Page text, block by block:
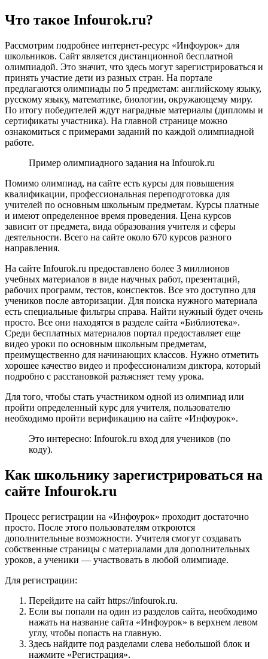
Что такое Infourok.ru?
Рассмотрим подробнее интернет-ресурс «Инфоурок» для
школьников. Сайт является дистанционной бесплатной
олимпиадой. Это значит, что здесь могут зарегистрироваться и
принять участие дети из разных стран. На портале
предлагаются олимпиады по 5 предметам: английскому языку,
русскому языку, математике, биологии, окружающему миру.
По итогу победителей ждут наградные материалы (дипломы и
сертификаты участника). На главной странице можно
ознакомиться с примерами заданий по каждой олимпиадной
работе.
Пример олимпиадного задания на Infourok.ru
Помимо олимпиад, на сайте есть курсы для повышения
квалификации, профессиональная переподготовка для
учителей по основным школьным предметам. Курсы платные
и имеют определенное время проведения. Цена курсов
зависит от предмета, вида образования учителя и сферы
деятельности. Всего на сайте около 670 курсов разного
направления.
На сайте Infourok.ru предоставлено более 3 миллионов
учебных материалов в виде научных работ, презентаций,
рабочих программ, тестов, конспектов. Все это доступно для
учеников после авторизации. Для поиска нужного материала
есть специальные фильтры справа. Найти нужный будет очень
просто. Все они находятся в разделе сайта «Библиотека».
Среди бесплатных материалов портал предоставляет еще
видео уроки по основным школьным предметам,
преимущественно для начинающих классов. Нужно отметить
хорошее качество видео и профессионализм диктора, который
подробно с расстановкой разъясняет тему урока.
Для того, чтобы стать участником одной из олимпиад или
пройти определенный курс для учителя, пользователю
необходимо пройти верификацию на сайте «Инфоурок».
Это интересно: Infourok.ru вход для учеников (по
коду).
Как школьнику зарегистрироваться на
сайте Infourok.ru
Процесс регистрации на «Инфоурок» проходит достаточно
просто. После этого пользователям откроются
дополнительные возможности. Учителя смогут создавать
собственные страницы с материалами для дополнительных
уроков, а ученики — участвовать в любой олимпиаде.
Для регистрации:
Перейдите на сайт https://infourok.ru.
Если вы попали на один из разделов сайта, необходимо
нажать на название сайта «Инфоурок» в верхнем левом
углу, чтобы попасть на главную.
Здесь найдите под разделами слева небольшой блок и
нажмите «Регистрация».